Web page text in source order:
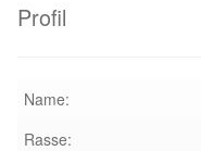
Partnertierheim in Polen
Profil
Name:
Rasse: